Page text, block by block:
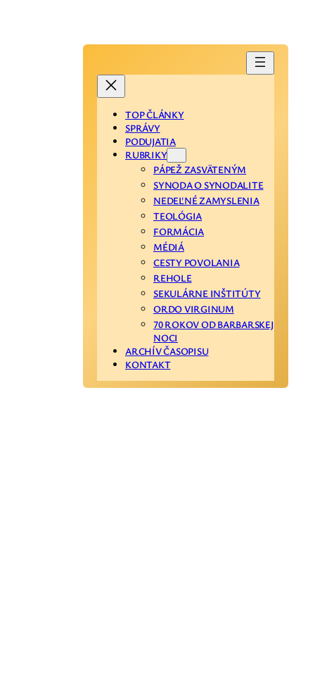
TOP ČLÁNKY
SPRÁVY
PODUJATIA
RUBRIKY
PÁPEŽ ZASVÄTENÝM
SYNODA O SYNODALITE
NEDEĽNÉ ZAMYSLENIA
TEOLÓGIA
FORMÁCIA
MÉDIÁ
CESTY POVOLANIA
REHOLE
SEKULÁRNE INŠTITÚTY
ORDO VIRGINUM
70 ROKOV OD BARBARSKEJ
NOCI
ARCHÍV ČASOPISU
KONTAKT